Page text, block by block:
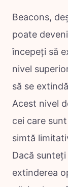
Beacons,
poate
începeți să
nivel
să se
Acest nivel
cei care
simtă
Dacă
extinderea